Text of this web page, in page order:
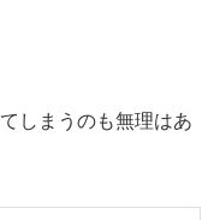
しまうのも無理はあ